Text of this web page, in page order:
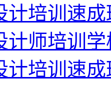
计培训速成
计师培训
计培训速成